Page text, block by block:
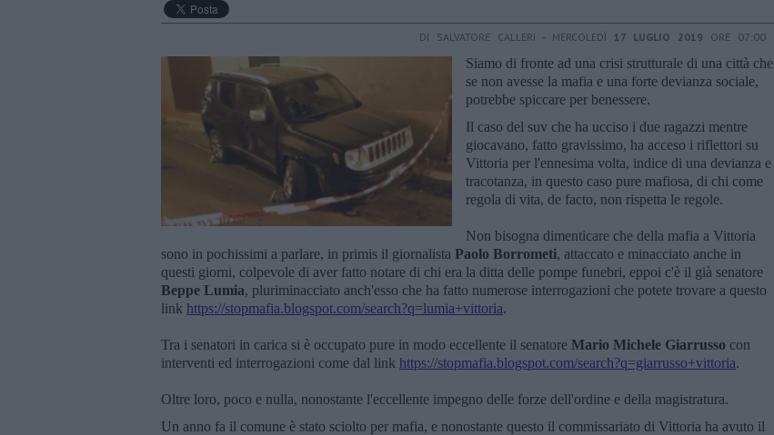
DI SALVATORE CALLERI - MERCOLEDÌ 17 LUGLIO 2019 ORE 07:00
Siamo di fronte ad una crisi strutturale di una città che
se non avesse la mafia e una forte devianza sociale,
potrebbe spiccare per benessere.
Il caso del suv che ha ucciso i due ragazzi mentre
giocavano, fatto gravissimo, ha acceso i riflettori su
Vittoria per l'ennesima volta, indice di una devianza e
tracotanza, in questo caso pure mafiosa, di chi come
regola di vita, de facto, non rispetta le regole.
Non bisogna dimenticare che della mafia a Vittoria
sono in pochissimi a parlare, in primis il giornalista Paolo Borrometi, attaccato e minacciato anche in
questi giorni, colpevole di aver fatto notare di chi era la ditta delle pompe funebri, eppoi c'è il già senatore
Beppe Lumia, pluriminacciato anch'esso che ha fatto numerose interrogazioni che potete trovare a questo
link https://stopmafia.blogspot.com/search?q=lumia+vittoria.
Tra i senatori in carica si è occupato pure in modo eccellente il senatore Mario Michele Giarrusso con
interventi ed interrogazioni come dal link https://stopmafia.blogspot.com/search?q=giarrusso+vittoria.
Oltre loro, poco e nulla, nonostante l'eccellente impegno delle forze dell'ordine e della magistratura.
Un anno fa il comune è stato sciolto per mafia, e nonostante questo il commissariato di Vittoria ha avuto il